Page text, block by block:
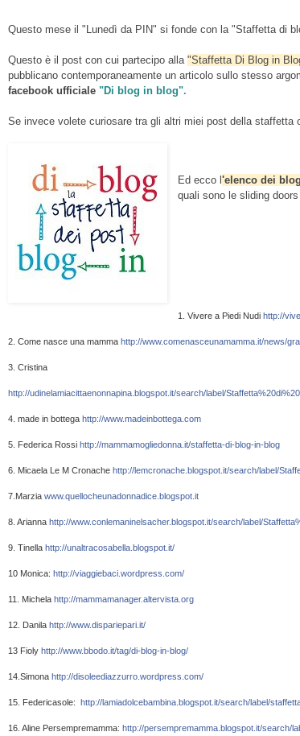
Questo mese il "Lunedì da PIN" si fonde con la "Staffetta di
Questo è il post con cui partecipo alla "Staffetta Di Blog in
pubblicano contemporaneamente un articolo sullo stesso
facebook ufficiale "Di blog in blog".
Se invece volete curiosare tra gli altri miei post della staffetta
Ed ecco l 'elenco dei
quali sono le sliding
1. Vivere a Piedi Nudi http://
2. Come nasce una mamma http://www.comenasceunamamma.it/news/
3. Cristina
http://udinelamiacittaenonnapina.blogspot.it/search/label/
4. made in bottega http://www.madeinbottega.com
5. Federica Rossi http://mammamogliedonna.it/staffetta-di-blog-in-blog
6. Micaela Le M Cronache http://lemcronache.blogspot.it/search/label/
7.Marzia www.quellocheunadonnadice.blogspot.it
8. Arianna http://www.conlemaninelsacher.blogspot.it/search/label/
9. Tinella http://unaltracosabella.blogspot.it/
10 Monica: http://viaggiebaci.wordpress.com/
11. Michela http://mammamanager.altervista.org
12. Danila http://www.dispariepari.it/
13 Fioly http://www.bbodo.it/tag/di-blog-in-blog/
14.Simona http://disoleediazzurro.wordpress.com/
15. Federicasole: http://lamiadolcebambina.blogspot.it/search/label/
16. Aline Persempremamma: http://persempremamma.blogspot.it/search/